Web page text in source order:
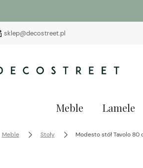
sklep@decostreet.pl
Meble Lamele
Meble Stoły Modesto stół Tavolo